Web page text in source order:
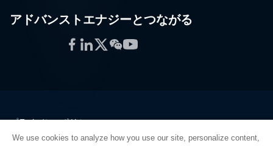
アドバンストエナジーとつながる
Facebook
LinkedIn
Twitter
WeChat
YouTube
プライバシーポリシー
法的情報
We use cookies to analyze how you use our site, personalize content,